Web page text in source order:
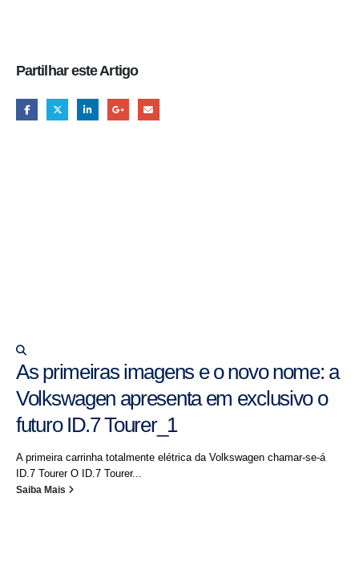
Partilhar este Artigo
As primeiras imagens e o novo nome: a
Volkswagen apresenta em exclusivo o
futuro ID.7 Tourer_1
A primeira carrinha totalmente elétrica da Volkswagen chamar-se-á
ID.7 Tourer O ID.7 Tourer...
Saiba Mais